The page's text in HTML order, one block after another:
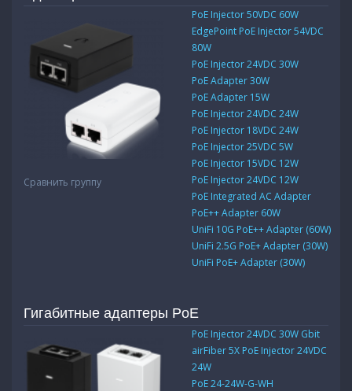
Сравнить группу
PoE Injector 50VDC 60W
EdgePoint PoE Injector 54VDC
80W
PoE Injector 24VDC 30W
PoE Adapter 30W
PoE Adapter 15W
PoE Injector 24VDC 24W
PoE Injector 18VDC 24W
PoE Injector 25VDC 5W
PoE Injector 15VDC 12W
PoE Injector 24VDC 12W
PoE Integrated AC Adapter
PoE++ Adapter 60W
UniFi 10G PoE++ Adapter (60W)
UniFi 2.5G PoE+ Adapter (30W)
UniFi PoE+ Adapter (30W)
Гигабитные адаптеры PoE
PoE Injector 24VDC 30W Gbit
airFiber 5X PoE Injector 24VDC
24W
РоЕ 24-24W-G-WH